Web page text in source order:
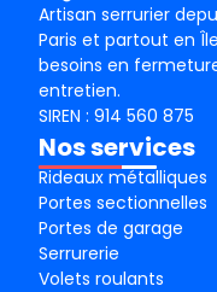
Artisan serrurier
Paris et partout en
besoins en
entretien.
SIREN : 914 560 875
Nos services
Rideaux métalliques
Portes sectionnelles
Portes de garage
Serrurerie
Volets roulants